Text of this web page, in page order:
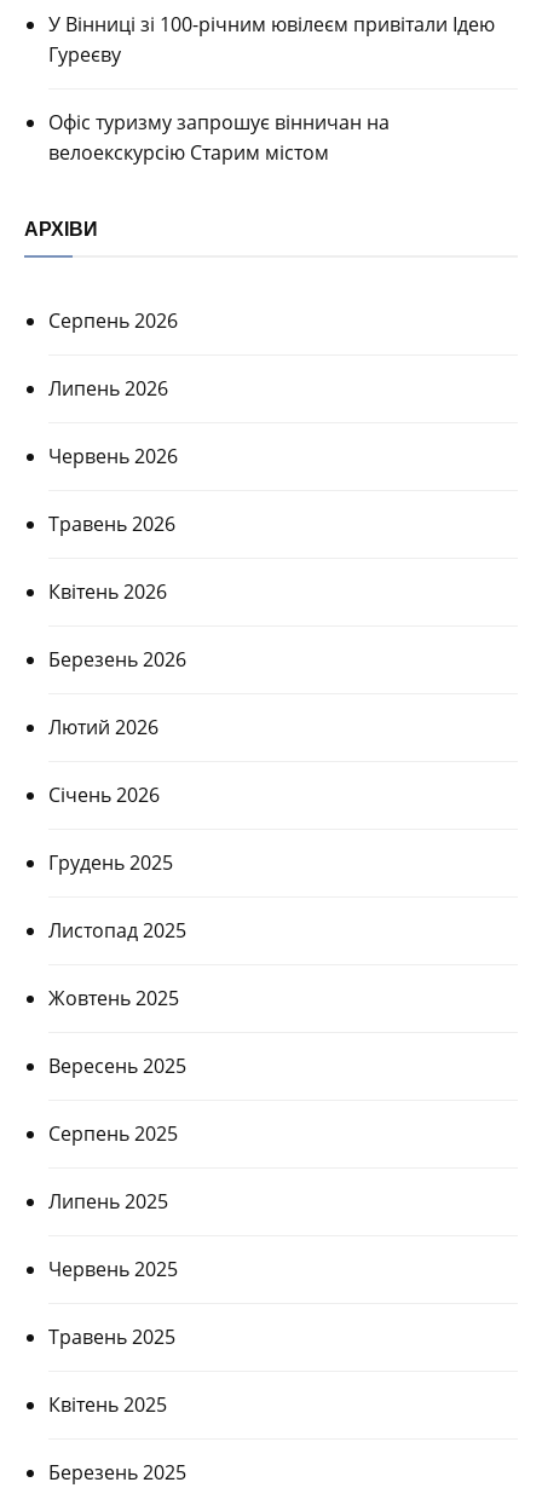
У Вінниці зі 100-річним ювілеєм привітали Ідею
Гуреєву
Офіс туризму запрошує вінничан на
велоекскурсію Старим містом
АРХІВИ
Серпень 2026
Липень 2026
Червень 2026
Травень 2026
Квітень 2026
Березень 2026
Лютий 2026
Січень 2026
Грудень 2025
Листопад 2025
Жовтень 2025
Вересень 2025
Серпень 2025
Липень 2025
Червень 2025
Травень 2025
Квітень 2025
Березень 2025